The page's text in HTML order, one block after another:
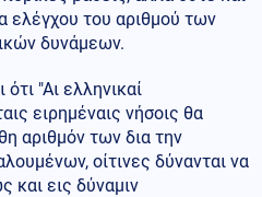
ελέγχου του αριθμού των
δυνάμεων.
"Αι ελληνικαί
ειρημέναις νήσοις θα
αριθμόν των δια την
οίτινες δύνανται να
και εις δύναμιν